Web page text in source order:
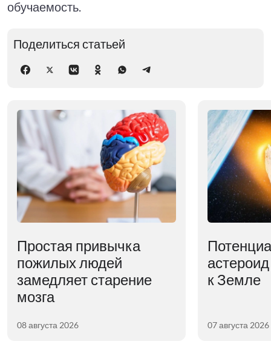
обучаемость.
Поделиться статьей
Простая привычка
пожилых людей
замедляет старение
мозга
08 августа 2026
к Земле
07 августа 2026